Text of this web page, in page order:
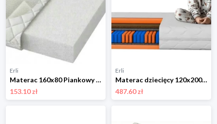
Erli
Materac 160x80 Piankowy Dwustronny Twardy ALOE VERA Antyalergiczny Premium
153.10 zł
Erli
Materac dziecięcy 120x200 kieszeniowy dwustronny kokos 17 cm twardy, średni
487.60 zł